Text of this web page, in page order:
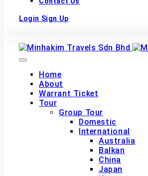
Login Sign Up
Home
About
Warrant Ticket
Tour
Group Tour
Domestic
International
Australia
Balkan
China
Japan